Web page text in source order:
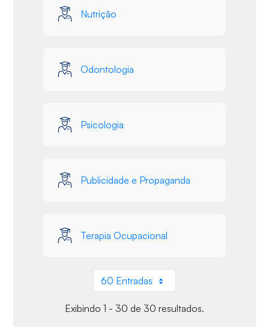
Nutrição
Odontologia
Psicologia
Publicidade e Propaganda
Terapia Ocupacional
60 EntradasPor página
Exibindo 1 - 30 de 30 resultados.